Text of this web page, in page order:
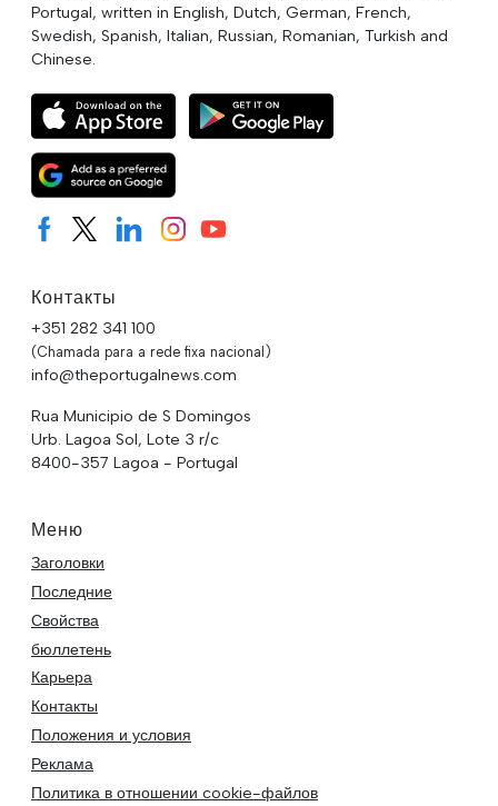
Portugal, written in English, Dutch, German, French,
Swedish, Spanish, Italian, Russian, Romanian, Turkish and
Chinese.
Контакты
+351 282 341 100
(Chamada para a rede fixa nacional)
info@theportugalnews.com
Rua Municipio de S Domingos
Urb. Lagoa Sol, Lote 3 r/c
8400-357 Lagoa - Portugal
Меню
Заголовки
Последние
Свойства
бюллетень
Карьера
Контакты
Положения и условия
Реклама
Политика в отношении cookie-файлов